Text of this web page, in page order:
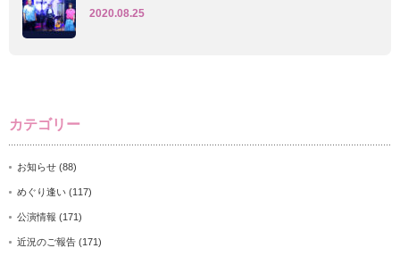
2020.08.25
カテゴリー
お知らせ (88)
めぐり逢い (117)
公演情報 (171)
近況のご報告 (171)